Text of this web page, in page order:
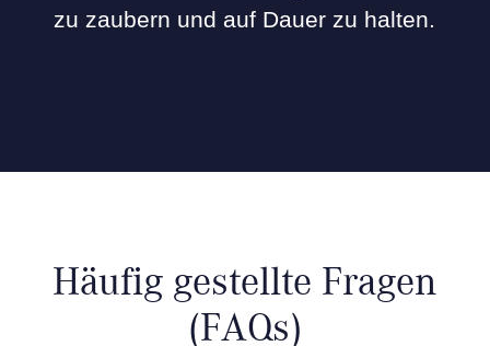
zu zaubern und auf Dauer zu halten.
Häufig gestellte Fragen
(FAQs)